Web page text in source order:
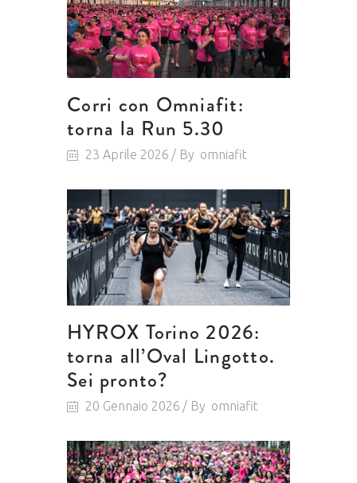
Corri con Omniafit:
torna la Run 5.30
23 Aprile 2026 By omniafit
HYROX Torino 2026:
torna all’Oval Lingotto.
Sei pronto?
20 Gennaio 2026 By omniafit